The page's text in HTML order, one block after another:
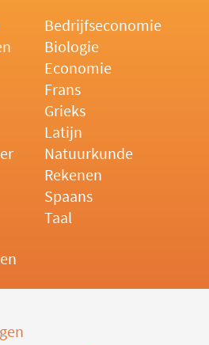
Bedrijfseconomie
Biologie
Economie
Frans
Grieks
Latijn
Natuurkunde
Rekenen
Spaans
Taal